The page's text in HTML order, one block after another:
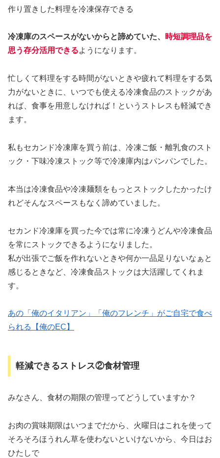
作り置きした料理を冷凍保存できる
冷凍庫のスペースがないからと諦めていた、 時短調理品を
思う存分活用できるようになります。
忙しくて料理をする時間がないときや疲れて料理をする気
力がないときに、いつでも使える冷凍食品のストックがあ
れば、食事を用意しなければ！というストレスも軽減でき
ます。
私もセカンド冷凍庫を買う前は、冷凍ご飯・離乳食のスト
ック・下味冷凍ストック等で冷凍庫内はパンパンでした。
本当は冷凍食品や冷凍麺類をもっとストックしたかったけ
れどそんなスペースもなく諦めていました。
セカンド冷凍庫を買った今では常に冷凍うどんや冷凍食品
を常にストックできるようになりました。
私が出張でご飯を作れないときや何か一品足りないなぁと
感じるときなど、冷凍食品ストックは大活躍してくれま
す。
あの「俺のイタリアン」「俺のフレンチ」がご自宅で食べ
られる【俺のEC】
軽減できるストレス②食材管理
みなさん、食材の期限の管理ってどうしていますか？
お肉の賞味期限はいつまでだから、火曜日はこれを使って
そろそろほうれん草を使わないといけないから、今日はお
ひたしで